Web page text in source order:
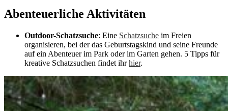
Abenteuerliche Aktivitäten
Outdoor-Schatzsuche: Eine Schatzsuche im Freien
organisieren, bei der das Geburtstagskind und seine Freunde
auf ein Abenteuer im Park oder im Garten gehen. 5 Tipps für
kreative Schatzsuchen findet ihrhier.